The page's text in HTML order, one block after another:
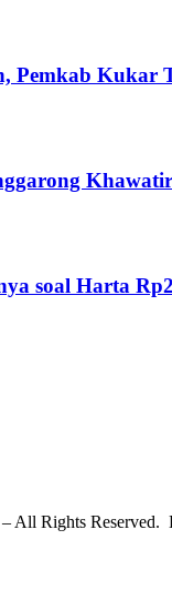
Pemkab Kukar
soal Harta
– All Rights Reserved.